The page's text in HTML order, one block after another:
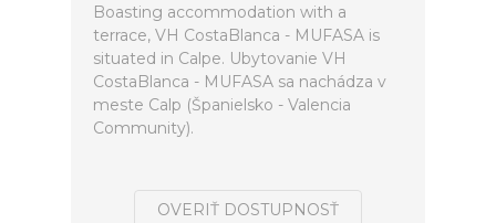
Boasting accommodation with a
terrace, VH CostaBlanca - MUFASA is
situated in Calpe. Ubytovanie VH
CostaBlanca - MUFASA sa nachádza v
meste Calp (Španielsko - Valencia
Community).
OVERIŤ DOSTUPNOSŤ